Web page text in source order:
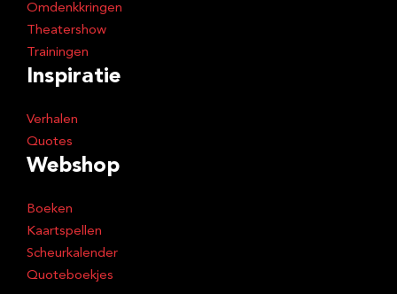
Omdenkkringen
Theatershow
Trainingen
Inspiratie
Verhalen
Quotes
Webshop
Boeken
Kaartspellen
Scheurkalender
Quoteboekjes